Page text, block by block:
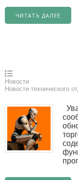
ЧИТАТЬ ДАЛЕЕ
Новости
Новости технического